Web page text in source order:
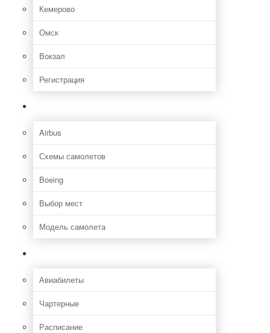
Кемерово
Омск
Вокзал
Регистрация
Airbus
Схемы самолетов
Boeing
Выбор мест
Модель самолета
Авиабилеты
Чартерные
Расписание